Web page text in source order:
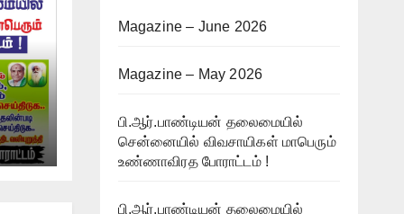
!
Magazine – June 2026
Magazine – May 2026
பி.ஆர்.பாண்டியன் தலைமையில்
சென்னையில் விவசாயிகள் மாபெரும்
உண்ணாவிரத போராட்டம் !
பி.ஆர்.பாண்டியன் தலைமையில்